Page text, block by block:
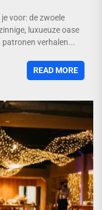
voor: de zwoele
luxueuze oase
verhalen...
READ MORE